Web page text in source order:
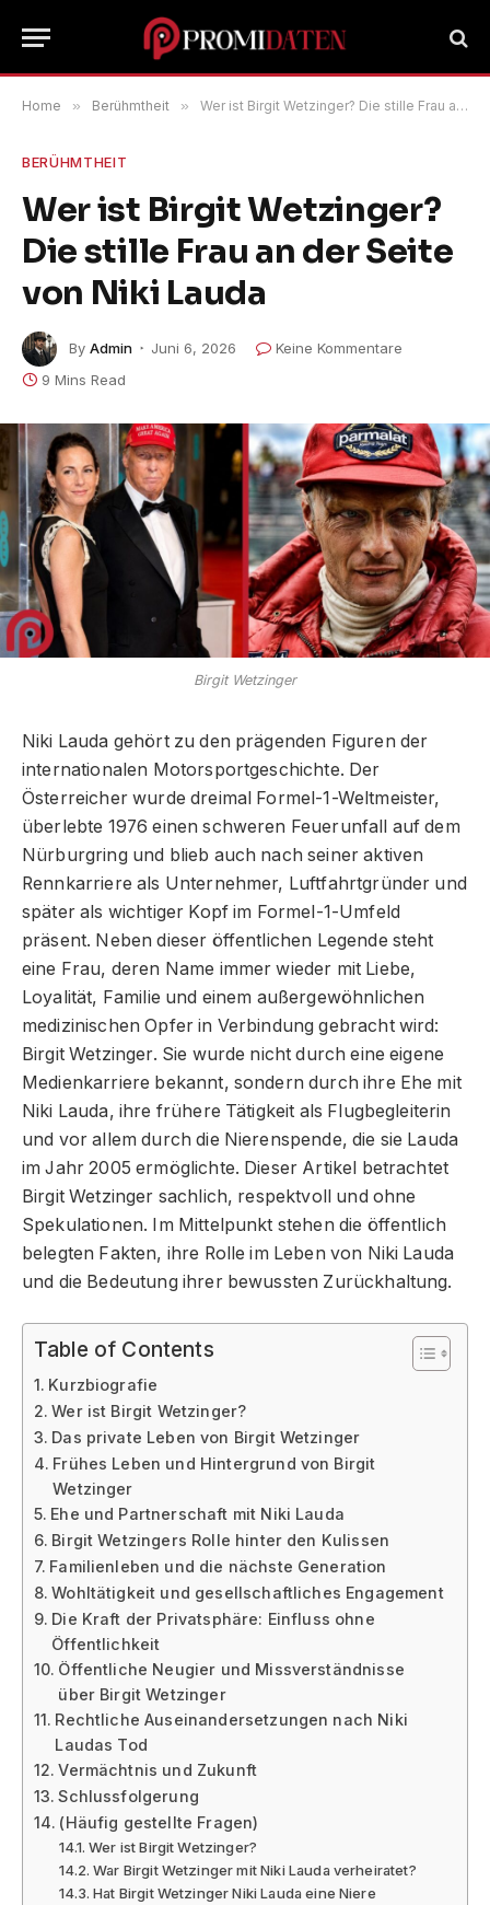
Home » Berühmtheit » Wer ist Birgit Wetzinger? Die stille Frau an der Seite von Niki Lauda
BERÜHMTHEIT
Wer ist Birgit Wetzinger?
Die stille Frau an der Seite
von Niki Lauda
By Admin Juni 6, 2026
Keine Kommentare
9 Mins Read
Birgit Wetzinger
Niki Lauda gehört zu den prägenden Figuren der
internationalen Motorsportgeschichte. Der
Österreicher wurde dreimal Formel-1-Weltmeister,
überlebte 1976 einen schweren Feuerunfall auf dem
Nürburgring und blieb auch nach seiner aktiven
Rennkarriere als Unternehmer, Luftfahrtgründer und
später als wichtiger Kopf im Formel-1-Umfeld
präsent. Neben dieser öffentlichen Legende steht
eine Frau, deren Name immer wieder mit Liebe,
Loyalität, Familie und einem außergewöhnlichen
medizinischen Opfer in Verbindung gebracht wird:
Birgit Wetzinger. Sie wurde nicht durch eine eigene
Medienkarriere bekannt, sondern durch ihre Ehe mit
Niki Lauda, ihre frühere Tätigkeit als Flugbegleiterin
und vor allem durch die Nierenspende, die sie Lauda
im Jahr 2005 ermöglichte. Dieser Artikel betrachtet
Birgit Wetzinger sachlich, respektvoll und ohne
Spekulationen. Im Mittelpunkt stehen die öffentlich
belegten Fakten, ihre Rolle im Leben von Niki Lauda
und die Bedeutung ihrer bewussten Zurückhaltung.
Table of Contents
Kurzbiografie
Wer ist Birgit Wetzinger?
Das private Leben von Birgit Wetzinger
Frühes Leben und Hintergrund von Birgit
Wetzinger
Ehe und Partnerschaft mit Niki Lauda
Birgit Wetzingers Rolle hinter den Kulissen
Familienleben und die nächste Generation
Wohltätigkeit und gesellschaftliches Engagement
Die Kraft der Privatsphäre: Einfluss ohne
Öffentlichkeit
Öffentliche Neugier und Missverständnisse
über Birgit Wetzinger
Rechtliche Auseinandersetzungen nach Niki
Laudas Tod
Vermächtnis und Zukunft
Schlussfolgerung
(Häufig gestellte Fragen)
Wer ist Birgit Wetzinger?
War Birgit Wetzinger mit Niki Lauda verheiratet?
Hat Birgit Wetzinger Niki Lauda eine Niere